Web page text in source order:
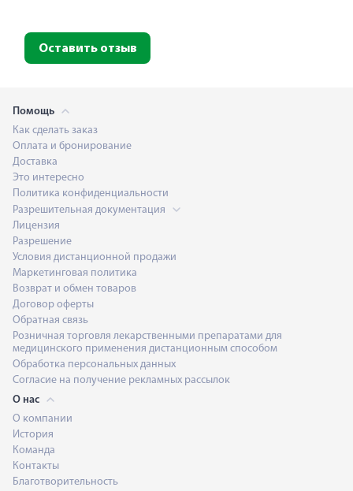
Оставить отзыв
Помощь
Как сделать заказ
Оплата и бронирование
Доставка
Это интересно
Политика конфиденциальности
Разрешительная документация
Лицензия
Разрешение
Условия дистанционной продажи
Маркетинговая политика
Возврат и обмен товаров
Договор оферты
Обратная связь
Розничная торговля лекарственными препаратами для
медицинского применения дистанционным способом
Обработка персональных данных
Согласие на получение рекламных рассылок
О нас
О компании
История
Команда
Контакты
Благотворительность